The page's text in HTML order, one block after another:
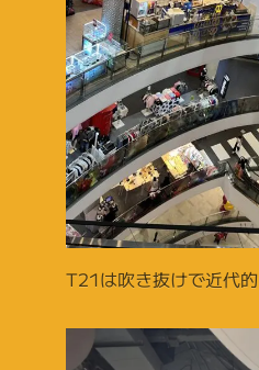
T21は吹き抜けで近代的